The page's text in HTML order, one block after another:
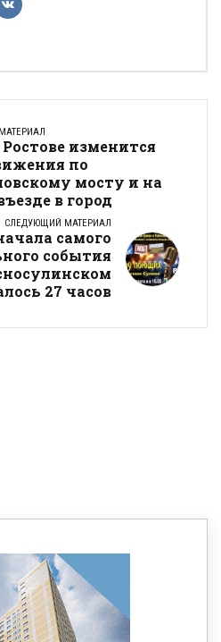
изменится
по
мосту и на
в город
СЛЕДУЮЩИЙ МАТЕРИАЛ
самого
события
27 часов